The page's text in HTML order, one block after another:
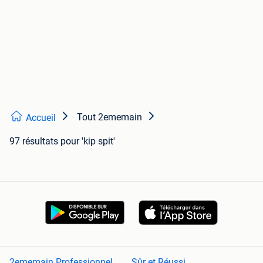
Accueil Tout 2ememain
97 résultats pour 'kip spit'